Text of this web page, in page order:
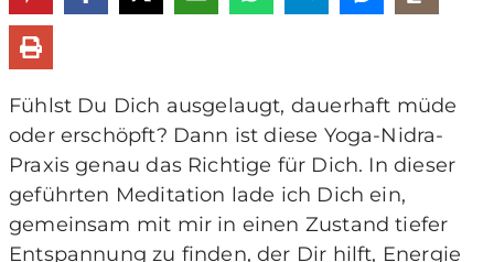
Fühlst Du Dich ausgelaugt, dauerhaft müde
oder erschöpft? Dann ist diese Yoga-Nidra-
Praxis genau das Richtige für Dich. In dieser
geführten Meditation lade ich Dich ein,
gemeinsam mit mir in einen Zustand tiefer
Entspannung zu finden, der Dir hilft, Energie